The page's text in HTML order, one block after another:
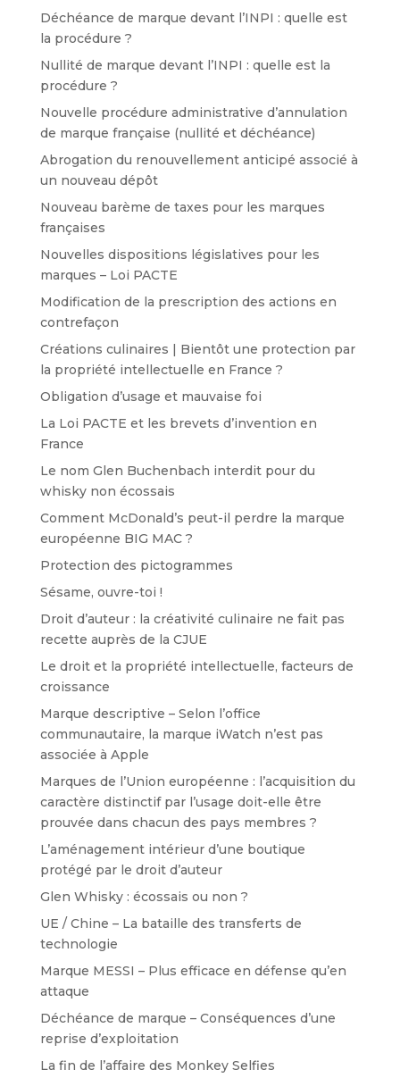
Déchéance de marque devant l’INPI : quelle est
la procédure ?
Nullité de marque devant l’INPI : quelle est la
procédure ?
Nouvelle procédure administrative d’annulation
de marque française (nullité et déchéance)
Abrogation du renouvellement anticipé associé à
un nouveau dépôt
Nouveau barème de taxes pour les marques
françaises
Nouvelles dispositions législatives pour les
marques – Loi PACTE
Modification de la prescription des actions en
contrefaçon
Créations culinaires | Bientôt une protection par
la propriété intellectuelle en France ?
Obligation d’usage et mauvaise foi
La Loi PACTE et les brevets d’invention en
France
Le nom Glen Buchenbach interdit pour du
whisky non écossais
Comment McDonald’s peut-il perdre la marque
européenne BIG MAC ?
Protection des pictogrammes
Sésame, ouvre-toi !
Droit d’auteur : la créativité culinaire ne fait pas
recette auprès de la CJUE
Le droit et la propriété intellectuelle, facteurs de
croissance
Marque descriptive – Selon l’office
communautaire, la marque iWatch n’est pas
associée à Apple
Marques de l’Union européenne : l’acquisition du
caractère distinctif par l’usage doit-elle être
prouvée dans chacun des pays membres ?
L’aménagement intérieur d’une boutique
protégé par le droit d’auteur
Glen Whisky : écossais ou non ?
UE / Chine – La bataille des transferts de
technologie
Marque MESSI – Plus efficace en défense qu’en
attaque
Déchéance de marque – Conséquences d’une
reprise d’exploitation
La fin de l’affaire des Monkey Selfies